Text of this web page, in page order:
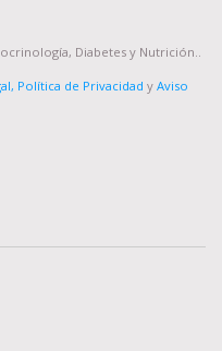
Diabetes y Nutrición..
Política de Privacidad y Aviso